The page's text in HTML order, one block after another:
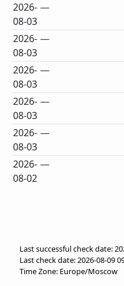
2026-
08-03
—
2026-
08-03
—
2026-
08-03
—
2026-
08-03
—
2026-
08-03
—
2026-
08-02
—
Last successful check date:
Last check date: 2026-08-09
Time Zone: Europe/Moscow